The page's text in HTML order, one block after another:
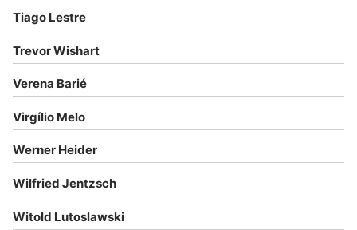
Tiago Lestre
Trevor Wishart
Verena Barié
Virgílio Melo
Werner Heider
Wilfried Jentzsch
Witold Lutoslawski